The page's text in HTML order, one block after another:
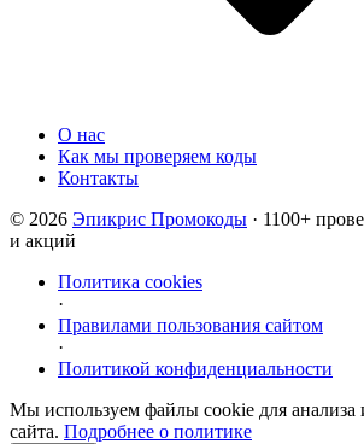
О нас
Как мы проверяем коды
Контакты
© 2026 Эпикрис Промокоды · 1100+
и акций
Политика cookies
·
Правилами пользования сайтом
·
Политикой конфиденциальности
Мы используем файлы cookie для анализа
сайта. Подробнее о политике